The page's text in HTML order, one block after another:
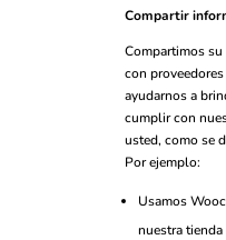
Compartir
Compartimos
con
ayudarnos a
cumplir con
usted, como se
Por ejemplo:
Usamos
nuestra tienda